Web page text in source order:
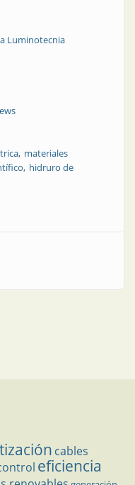
Luminotecnia
materiales
hidruro de
a temperatura ambiente
cables
eficiencia